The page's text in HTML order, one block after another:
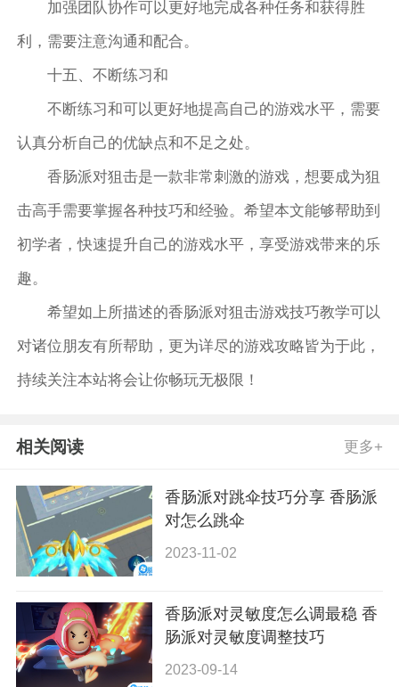
加强团队协作可以更好地完成各种任务和获得胜
利，需要注意沟通和配合。
十五、不断练习和
不断练习和可以更好地提高自己的游戏水平，需要
认真分析自己的优缺点和不足之处。
香肠派对狙击是一款非常刺激的游戏，想要成为狙
击高手需要掌握各种技巧和经验。希望本文能够帮助到
初学者，快速提升自己的游戏水平，享受游戏带来的乐
趣。
希望如上所描述的香肠派对狙击游戏技巧教学可以
对诸位朋友有所帮助，更为详尽的游戏攻略皆为于此，
持续关注本站将会让你畅玩无极限！
相关阅读 更多+
香肠派对跳伞技巧分享 香肠派
对怎么跳伞
2023-11-02
香肠派对灵敏度怎么调最稳 香
肠派对灵敏度调整技巧
2023-09-14